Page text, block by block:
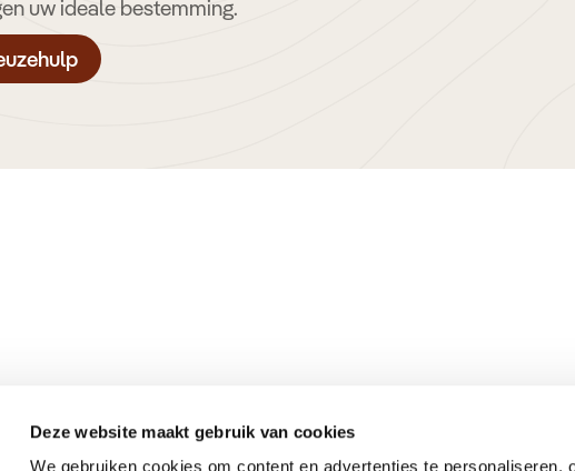
Deze website maakt gebruik van cookies
We gebruiken cookies om content en advertenties te personaliseren,
uw ideale bestemming.
550
Keurmerken
Onze aanpak